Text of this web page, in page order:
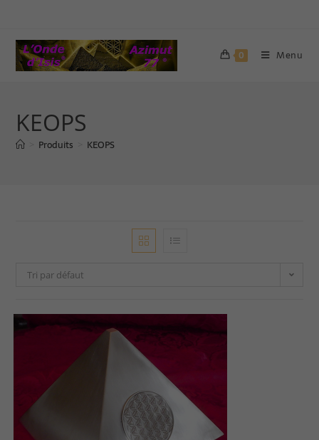
0 Menu
KEOPS
Produits KEOPS
Tri par défaut